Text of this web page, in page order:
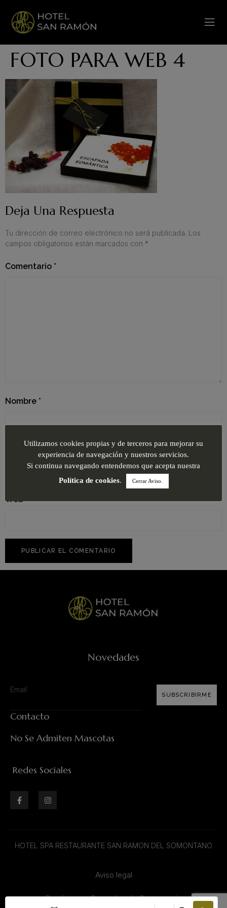
FOTO PARA WEB 4
Deja Una Respuesta
Tu dirección de correo electrónico no será publicada. Los
campos obligatorios están marcados con *
Comentario *
Nombre *
Correo electrónico
Web
Novedades
SUBSCRIBIRME
Contacto
No Se Admiten Mascotas
Redes Sociales
HOTEL SPA RESTAURANTE SAN RAMON DEL SOMONTANO
Aviso legal
Condiciones Generales de Contratación
Utilizamos cookies propias y de terceros para mejorar su
experiencia de navegación y nuestros servicios.
Si continua navegando entendemos que acepta nuestra
Política de cookies. Cerrar Aviso.